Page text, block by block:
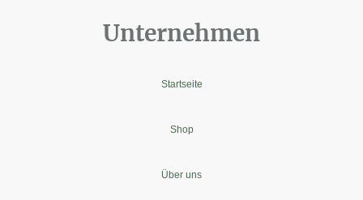
Unternehmen
Startseite
Shop
Über uns